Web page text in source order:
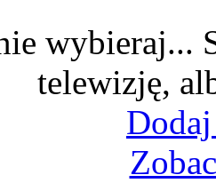
wybieraj...
telewizję,